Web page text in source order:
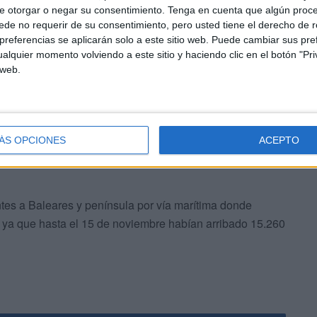
otorgar o negar su consentimiento. Tenga en cuenta que algún
no requerir de su consentimiento, pero usted tiene el derecho de
se aplicarán solo a este sitio web. Puede cambiar sus
momento volviendo a este sitio y haciendo clic en el botón
OPCIONES ACEPTO
de 1.019,6 por ciento (+15.263 inmigrantes) con
las costas del archipiélago 1.497 personas,
Ministerio de Interior.
a las islas han ascendido a 553 hasta el 15 de
que ha implicado la llegada de 460 más (+494,6%).
a Baleares y península por vía marítima donde
que hasta el 15 de noviembre habían arribado 15.260